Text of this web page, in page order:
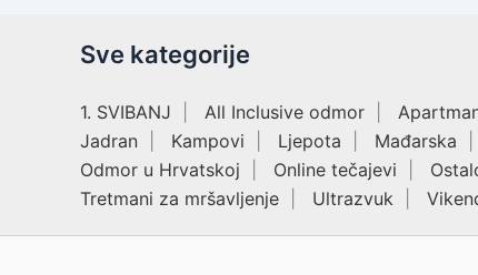
Sve kategorije
1. SVIBANJ All Inclusive odmor
Jadran
Kampovi Ljepota Mađarska
Odmor u Hrvatskoj
Online tečajevi
Tretmani za mršavljenje
Ultrazvuk